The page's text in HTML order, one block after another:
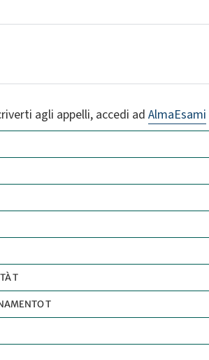
agli appelli, accedi ad AlmaEsami
T
T